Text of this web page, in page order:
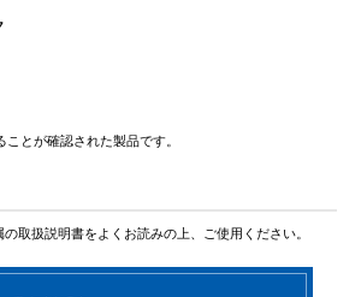
とが確認された製品です。
取扱説明書をよくお読みの上、ご使用ください。